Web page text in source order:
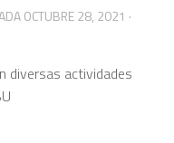
OCTUBRE 28, 2021 ·
diversas actividades